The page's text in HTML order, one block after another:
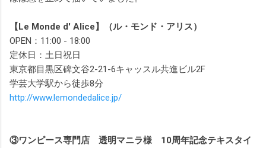
【Le Monde d' Alice】（ル・モンド・アリス）
OPEN：11:00 - 18:00
定休日：土日祝日
東京都目黒区碑文谷2-21-6キャッスル共進ビル2F
学芸大学駅から徒歩8分
http://www.lemondedalice.jp/
③ワンピース専門店 透明マニラ様 10周年記念テキスタイ